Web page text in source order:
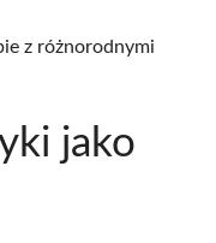
z różnorodnymi
jako